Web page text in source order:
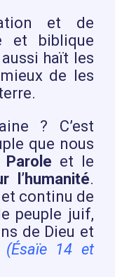
et de
et biblique
haït les
de les
? C’est
que nous
Parole et le
l’humanité.
continu de
peuple juif,
de Dieu et
(Ésaïe 14 et